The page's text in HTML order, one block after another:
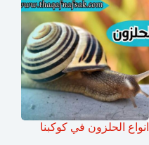
انواع الحلزون في كوكبنا